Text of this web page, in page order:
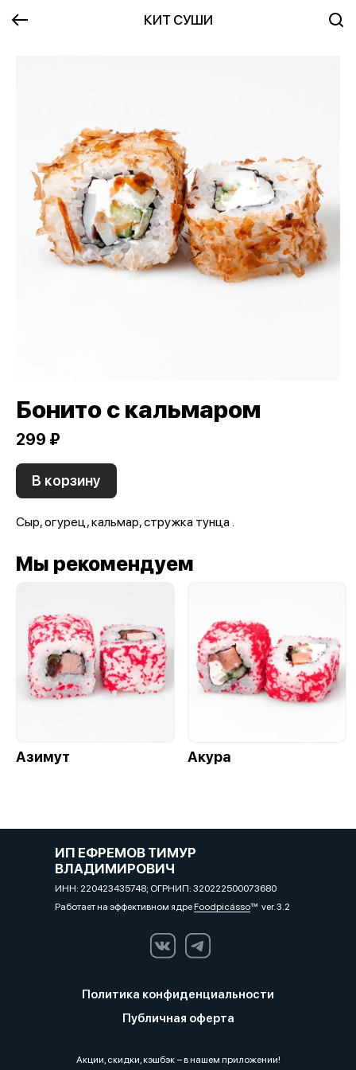
КИТ СУШИ
Бонито с кальмаром
299 ₽
В корзину
Сыр, огурец, кальмар, стружка тунца .
Мы рекомендуем
Азимут Акура
ИП ЕФРЕМОВ ТИМУР
ВЛАДИМИРОВИЧ
ИНН: 220423435748; ОГРНИП: 320222500073680
Работает на эффективном ядреFoodpicássover. 3.2
Политика конфиденциальности
Публичная оферта
Акции, скидки, кэшбэк − в нашем приложении!